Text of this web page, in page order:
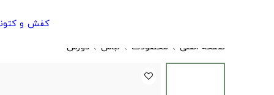
کفش و
صفحه اصلی
محصولات لباس دورس